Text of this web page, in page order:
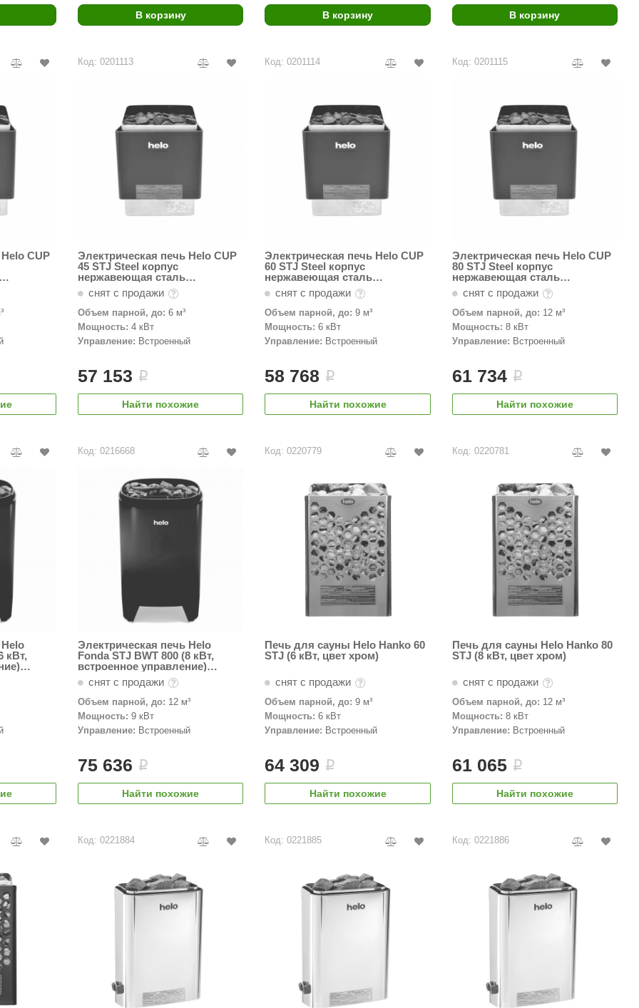
Варвара
EDMUNDAS Nikkarien
В корзину В корзину В корзину
CUP
Код: 0201113
Электрическая печь Helo CUP
45 STJ Steel корпус
нержавеющая сталь
(встроенный пульт)
снят с продажи
Объем парной, до: 6 м³
Мощность: 4 кВт
Управление: Встроенный
57 153 i
Найти похожие
Код: 0201114
Электрическая печь Helo CUP
60 STJ Steel корпус
нержавеющая сталь
(встроенный пульт)
снят с продажи
Объем парной, до: 9 м³
Мощность: 6 кВт
Управление: Встроенный
58 768 i
Найти похожие
Код: 0201115
Электрическая печь Helo CUP
80 STJ Steel корпус
нержавеющая сталь
(встроенный пульт)
снят с продажи
Объем парной, до: 12 м³
Мощность: 8 кВт
Управление: Встроенный
61 734 i
Найти похожие
кВт,
Код: 0216668
Электрическая печь Helo
Fonda STJ BWT 800 (8 кВт,
встроенное управление)
снят с продажи
Объем парной, до: 12 м³
Мощность: 9 кВт
Управление: Встроенный
75 636 i
Найти похожие
Код: 0220779
Печь для сауны Helo Hanko 60
STJ (6 кВт, цвет хром)
снят с продажи
Объем парной, до: 9 м³
Мощность: 6 кВт
Управление: Встроенный
64 309 i
Найти похожие
Код: 0220781
Печь для сауны Helo Hanko 80
STJ (8 кВт, цвет хром)
снят с продажи
Объем парной, до: 12 м³
Мощность: 8 кВт
Управление: Встроенный
61 065 i
Найти похожие
Код: 0221884 Код: 0221885 Код: 0221886